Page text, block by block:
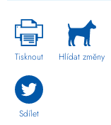
Tisknout Hlídat změny
Sdílet